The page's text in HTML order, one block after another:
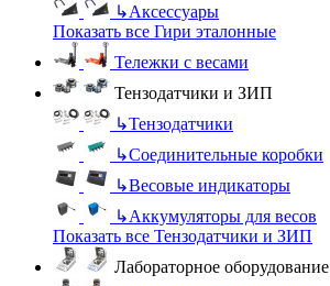
↳Аксессуары
Показать все Гири эталонные
Тележки с весами
Тензодатчики и ЗИП
↳Тензодатчики
↳Соединительные коробки
↳Весовые индикаторы
↳Аккумуляторы для весов
Показать все Тензодатчики и ЗИП
Лабораторное оборудование